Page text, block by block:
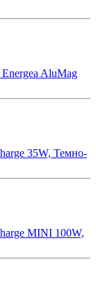
AluMag
35W, Темно-
MINI 100W,